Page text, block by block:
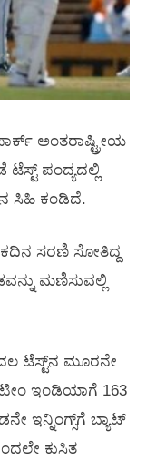
ಅಂತರಾಷ್ಟ್ರೀಯ
ಟೆಸ್ಟ್‌ ಪಂದ್ಯದಲ್ಲಿ
ಸಿಹಿ ಕಂಡಿದೆ.
ಸರಣಿ ಸೋತಿದ್ದ
ಮಣಿಸುವಲ್ಲಿ
ಟೆಸ್ಟ್‌ನ ಮೂರನೇ
ಟೀಂ ಇಂಡಿಯಾಗೆ 163
ಇನ್ನಿಂಗ್ಸ್‌ಗೆ ಬ್ಯಾಟ್‌
ಕುಸಿತ